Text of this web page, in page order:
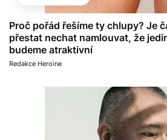
Proč pořád řešíme ty chlupy? Je
přestat nechat namlouvat, že
budeme atraktivní
Redakce Heroine